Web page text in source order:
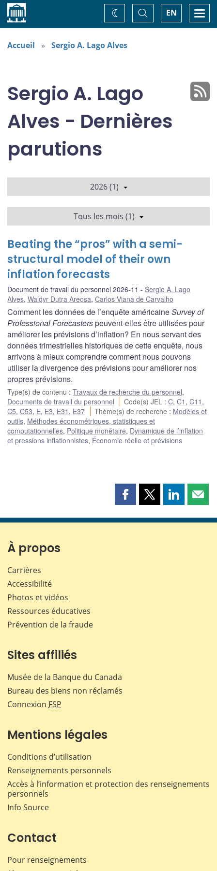
Accueil EN
Basculer
la
recherche
Changez
de
thème
Accueil Sergio A. Lago Alves
Sergio A. Lago
Alves - Dernières
parutions
2026 (1)
Tous les mois (1)
Beating the “pros” with a semi-
structural model of their own
inflation forecasts
Document de travail du personnel 2026-11
Sergio A. Lago
Alves, Waldyr Dutra Areosa, Carlos Viana de Carvalho
Comment les données de l’enquête américaineSurvey of
Professional Forecasterspeuvent-elles être utilisées pour
améliorer les prévisions d’inflation? En nous servant des
données trimestrielles historiques de cette enquête, nous
arrivons à mieux comprendre comment nous pouvons
utiliser la divergence des prévisions pour améliorer nos
propres prévisions.
Type(s) de contenu : Travaux de recherche du personnel,
Documents de travail du personnel
Code(s) JEL :C,C1 ,C11 ,
C5, C53, E, E3, E31 , E37 Thème(s) de recherche : Modèles et
outils, Méthodes économétriques, statistiques et
computationnelles, Politique monétaire, Dynamique de l’inflation
et pressions inflationnistes, Économie réelle et prévisions
Partager
page
Partager
page
Partager
page page
À propos
Carrières
Accessibilité
Photos et vidéos
Ressources éducatives
Prévention de la fraude
Sites affiliés
Musée de la Banque du Canada
Bureau des biens non réclamés
Connexion FSP
Mentions légales
Conditions d’utilisation
Renseignements personnels
Accès à l’information et protection des renseignements
personnels
Info Source
Contact
Pour renseignements